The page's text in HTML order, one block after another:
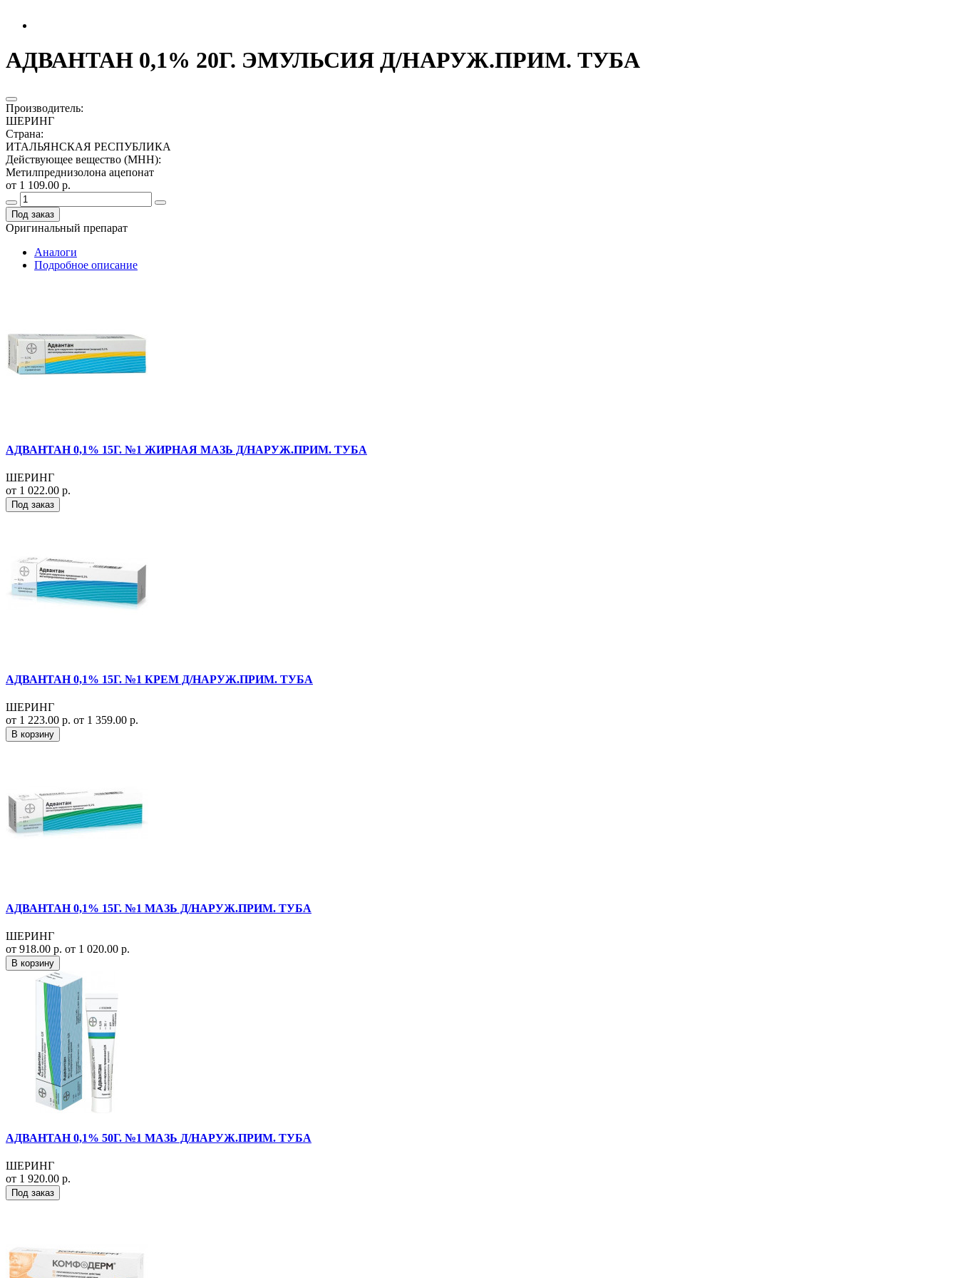
АДВАНТАН 0,1% 20Г. ЭМУЛЬСИЯ Д/НАРУЖ.ПРИМ. ТУБА
Производитель:
ШЕРИНГ
Страна:
ИТАЛЬЯНСКАЯ РЕСПУБЛИКА
Действующее вещество (МНН):
Метилпреднизолона ацепонат
от 1 109.00 р.
Под заказ
Оригинальный препарат
Аналоги
Подробное описание
АДВАНТАН 0,1% 15Г. №1 ЖИРНАЯ МАЗЬ Д/НАРУЖ.ПРИМ. ТУБА
ШЕРИНГ
от 1 022.00 р.
Под заказ
АДВАНТАН 0,1% 15Г. №1 КРЕМ Д/НАРУЖ.ПРИМ. ТУБА
ШЕРИНГ
от 1 223.00 р. от 1 359.00 р.
В корзину
АДВАНТАН 0,1% 15Г. №1 МАЗЬ Д/НАРУЖ.ПРИМ. ТУБА
ШЕРИНГ
от 918.00 р. от 1 020.00 р.
В корзину
АДВАНТАН 0,1% 50Г. №1 МАЗЬ Д/НАРУЖ.ПРИМ. ТУБА
ШЕРИНГ
от 1 920.00 р.
Под заказ